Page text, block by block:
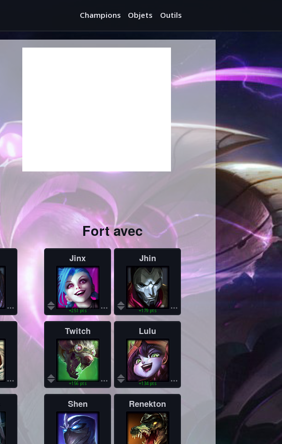
Champions Objets Outils
...
...
Fort avec
Jinx
...
+251 pts
Jhin
...
+179 pts
Twitch
...
+156 pts
Lulu
...
+134 pts
Shen Renekton